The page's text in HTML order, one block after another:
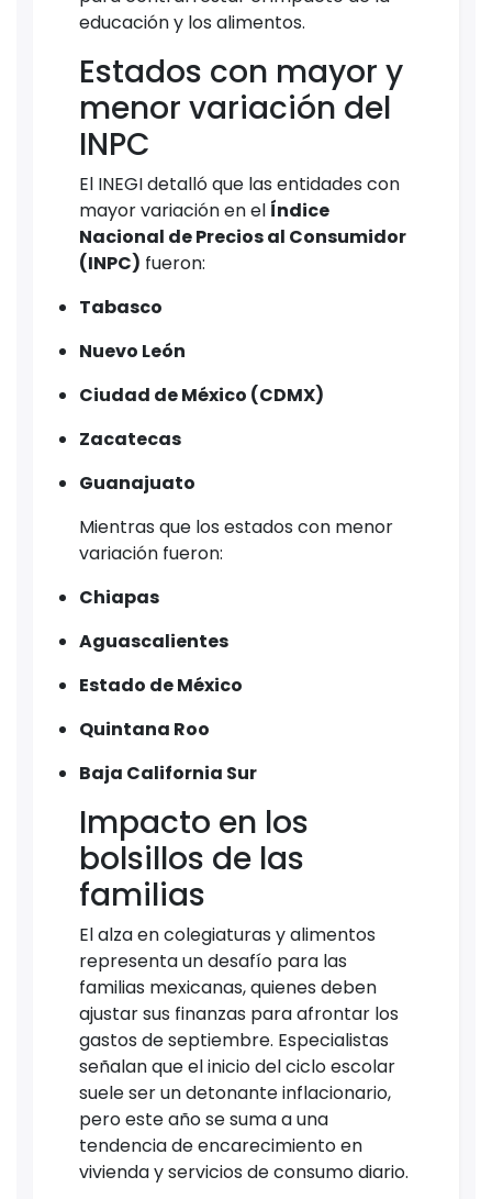
educación y los alimentos.
Estados con mayor y
menor variación del
INPC
El INEGI detalló que las entidades con
mayor variación en el Índice
Nacional de Precios al Consumidor
(INPC) fueron:
Tabasco
Nuevo León
Ciudad de México (CDMX)
Zacatecas
Guanajuato
Mientras que los estados con menor
variación fueron:
Chiapas
Aguascalientes
Estado de México
Quintana Roo
Baja California Sur
Impacto en los
bolsillos de las
familias
El alza en colegiaturas y alimentos
representa un desafío para las
familias mexicanas, quienes deben
ajustar sus finanzas para afrontar los
gastos de septiembre. Especialistas
señalan que el inicio del ciclo escolar
suele ser un detonante inflacionario,
pero este año se suma a una
tendencia de encarecimiento en
vivienda y servicios de consumo diario.